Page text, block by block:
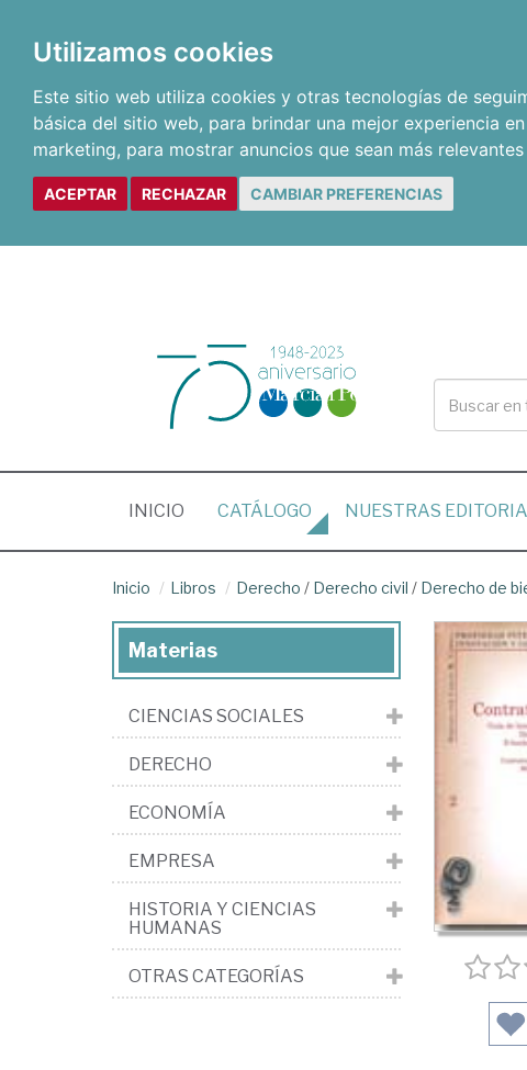
Utilizamos cookies
Este sitio web utiliza cookies y otras tecnologías de
básica del sitio web, para brindar una mejor experiencia
marketing, para mostrar anuncios que sean más
ACEPTAR RECHAZAR CAMBIAR PREFERENCIAS
INICIO (CURRENT)
CATÁLOGO NUESTRAS
Inicio Libros Derecho / Derecho civil / Derecho de
Materias
CIENCIAS SOCIALES
DERECHO
ECONOMÍA
EMPRESA
HISTORIA Y CIENCIAS
HUMANAS
OTRAS CATEGORÍAS